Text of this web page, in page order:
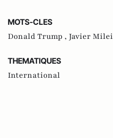
MOTS-CLES
Donald Trump , Javier Milei
THEMATIQUES
International